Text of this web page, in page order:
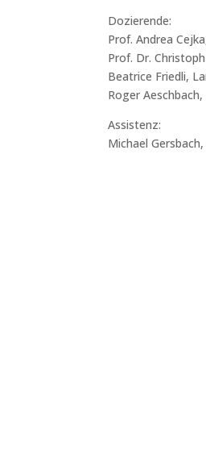
Dozierende:
Prof. Andrea
Prof. Dr.
Beatrice Friedli,
Roger
Assistenz:
Michael